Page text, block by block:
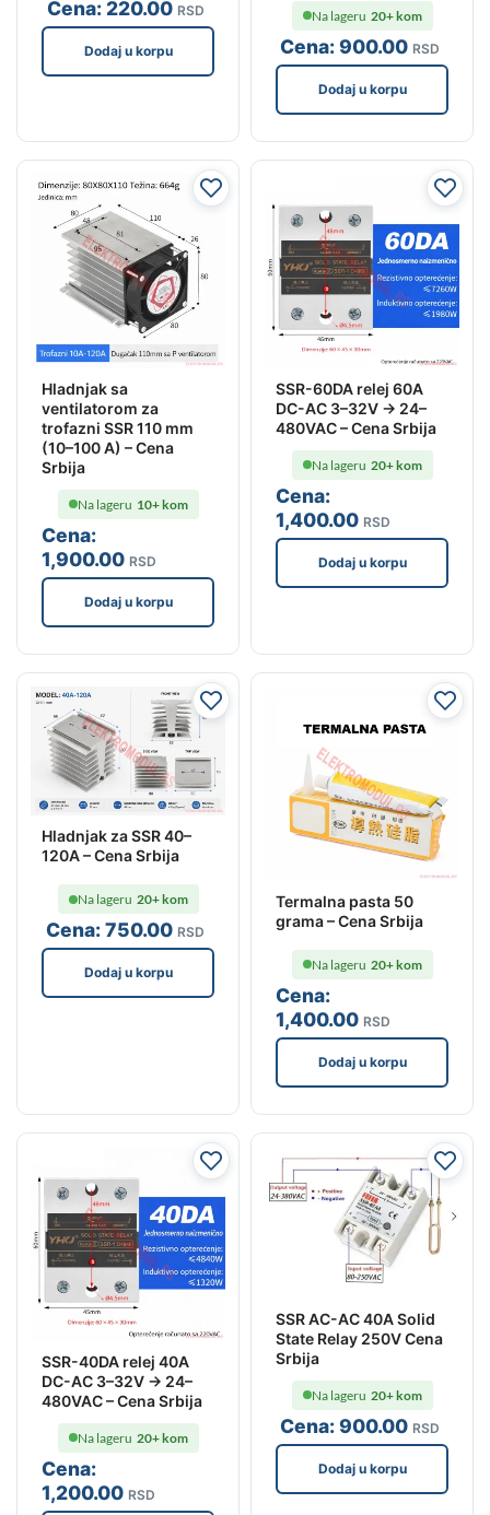
Cena: 220.00 RSD
Dodaj u korpu Cena:900.00 RSD
Na lageru 20+ kom
Dodaj u korpu
Hladnjak sa
ventilatorom za
trofazni SSR 110 mm
(10–100 A) – Cena
Srbija
Cena:
1,900.00 RSD
Na lageru 10+ kom
Dodaj u korpu
SSR-60DA relej 60A
DC-AC 3–32V → 24–
480VAC – Cena Srbija
Cena:
1,400.00 RSD
Na lageru 20+ kom
Dodaj u korpu
Hladnjak za SSR 40–
120A – Cena Srbija
Cena:750.00 RSD
Na lageru 20+ kom
Dodaj u korpu
Termalna pasta 50
grama – Cena Srbija
Cena:
1,400.00 RSD
Na lageru 20+ kom
Dodaj u korpu
SSR-40DA relej 40A
DC-AC 3–32V → 24–
480VAC – Cena Srbija
Cena:
1,200.00 RSD
Na lageru 20+ kom
SSR AC-AC 40A Solid
State Relay 250V Cena
Srbija
Cena:900.00 RSD
Na lageru 20+ kom
Dodaj u korpu